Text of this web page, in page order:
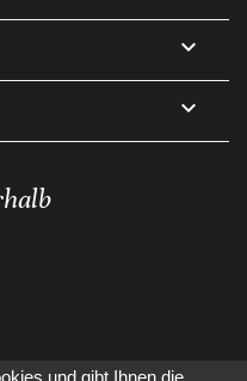


und gibt Ihnen die